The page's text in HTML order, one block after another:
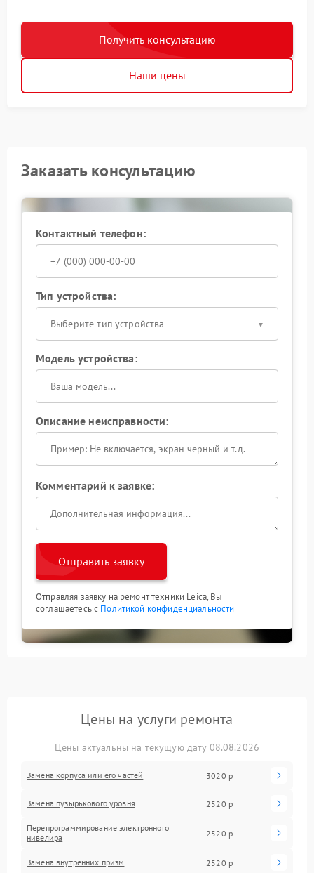
Получить консультацию
Наши цены
Заказать консультацию
Контактный телефон:
Тип устройства:
Выберите тип устройства
Модель устройства:
Описание неисправности:
Комментарий к заявке:
Отправить заявку
Отправляя заявку на ремонт техники Leica, Вы
соглашаетесь с Политикой конфиденциальности
Цены на услуги ремонта
Цены актуальны на текущую дату 08.08.2026
Замена корпуса или его частей 3020 р
Замена пузырькового уровня 2520 р
Перепрограммирование электронного
нивелира
2520 р
Замена внутренних призм 2520 р